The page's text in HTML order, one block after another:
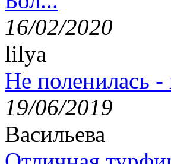
16/02/2020
lilya
Не поленилась -
19/06/2019
Васильева